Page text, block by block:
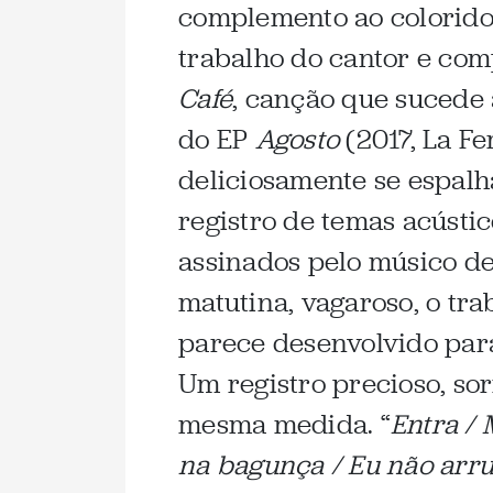
complemento ao
trabalho do cantor e
Café, canção que
do EP Agosto(2017, La
deliciosamente se
registro de temas
assinados pelo músico
matutina, vagaroso, o
parece desenvolvido
Um registro precioso,
mesma medida. “Entra /
na bagunça / Eu não